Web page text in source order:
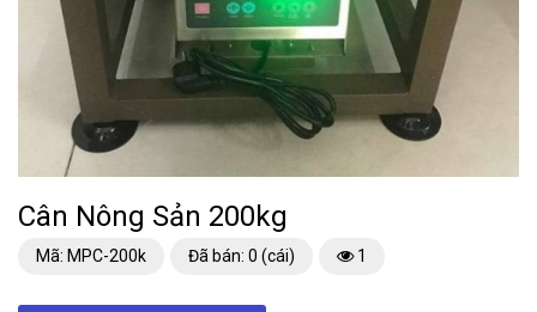
Cân Nông Sản 200kg
Mã: MPC-200k Đã bán: 0 (cái) 1